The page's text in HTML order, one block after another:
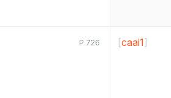
P.726 [caai1]